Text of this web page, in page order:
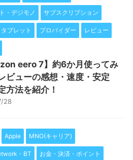
・デジモノ サブスクリプション
タブレット プロバイダー レビュー
eero 7】約6か月使ってみ
ビューの感想・速度・安定
方法を紹介！
28
Apple MNO(キャリア)
・BT お金・決済・ポイント